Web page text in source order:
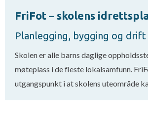
FriFot – skolens
Planlegging, bygging og drift
Skolen er alle barns daglige
møteplass i de fleste lokalsamfunn.
utgangspunkt i at skolens uteområde